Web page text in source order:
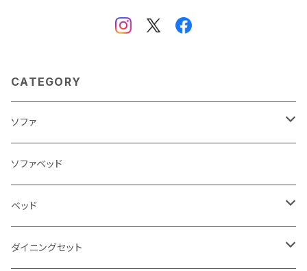
CATEGORY
ソファ
3人掛け
2.5人掛け
2人掛け
ソファベッド
ベッド
シングルサイズ以下（フレームのみ）
ダイニングセット